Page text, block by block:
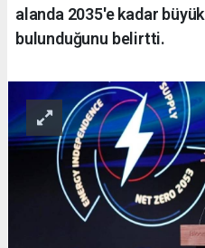
alanda 2035'e kadar
bulunduğunu belirtti.